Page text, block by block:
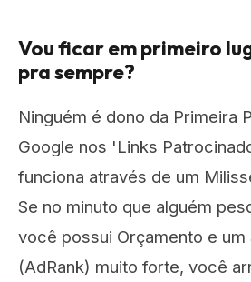
Vou ficar em primeiro
pra sempre?
Ninguém é dono da Primeira
Google nos 'Links
funciona através de um
Se no minuto que alguém
você possui Orçamento e um
(AdRank) muito forte, você